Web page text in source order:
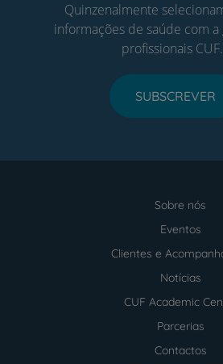
Quinzenalmente
informações de saúde com a
profissionais CUF.
SUBSCREVER
Sobre nós
Eventos
Clientes e
Notícias
CUF Academic
Parcerias
Contactos